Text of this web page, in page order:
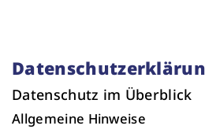
Datenschutz im Überblick
Allgemeine Hinweise